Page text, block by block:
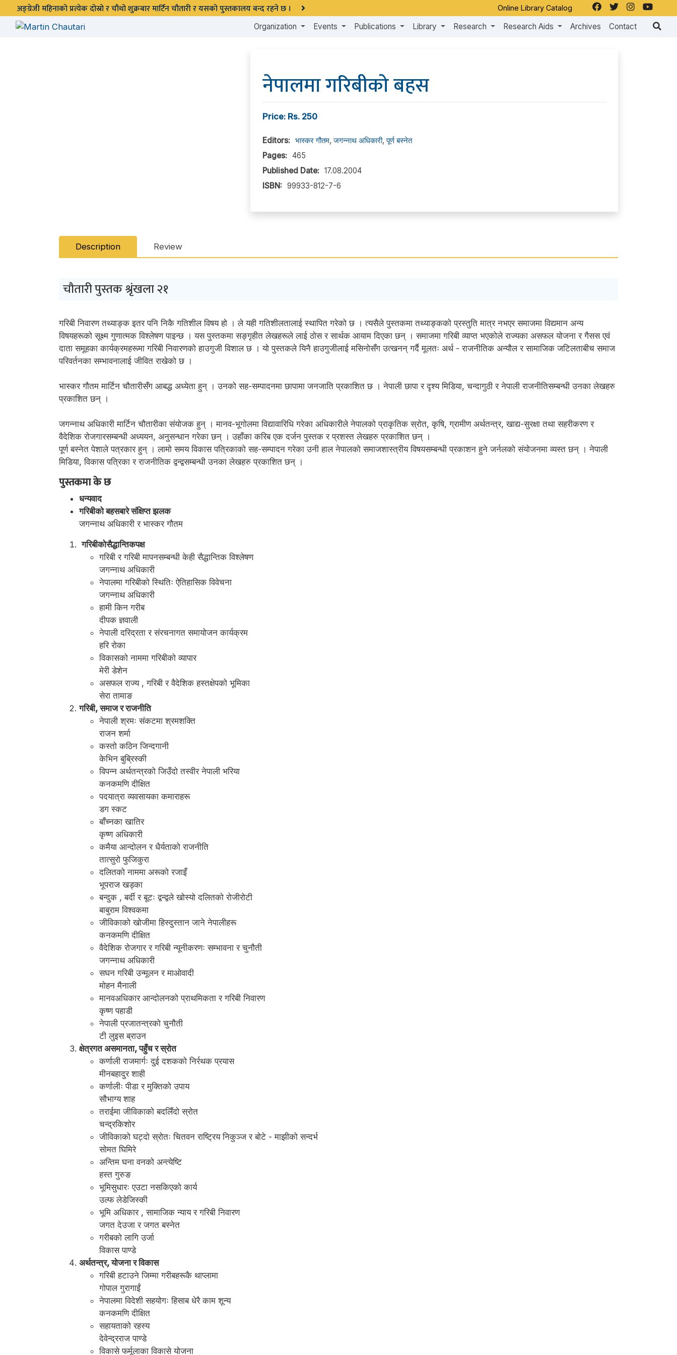
अङ्ग्रेजी महिनाको प्रत्येक दोस्रो र चौथो शुक्रबार मार्टिन चौतारी र यसको पुस्तकालय बन्द रहने छ । Online Library Catalog
Organization Events Publications Library Research Research Aids Archives Contact
नेपालमा गरिबीको बहस
Price: Rs. 250
Editors: भास्कर गौतम,जगन्नाथ अधिकारी,पूर्ण बस्नेत
Pages: 465
Published Date: 17.08.2004
ISBN: 99933-812-7-6
Description Review
चौतारी पुस्तक श्रृंखला २१
गरिबी निवारण तथ्याङ्क इतर पनि निकै गतिशील विषय हो । ले यही गतिशीलतालाई स्थापित गरेको छ । त्यसैले पुस्तकमा तथ्याङ्कको प्रस्तुति मात्र नभएर समाजमा विद्यमान अन्य
विषयहरूको सूक्ष्म गुणात्मक विश्लेषण पाइन्छ । यस पुस्तकमा सङ्गृहीत लेखहरूले लाई ठोस र सार्थक आयाम दिएका छन् । समाजमा गरिबी व्याप्त भएकोले राज्यका असफल योजना र गैसस एवं
दाता समूहका कार्यक्रमहरूमा गरिबी निवारणको हाउगुजी विशाल छ । यो पुस्तकले यिनै हाउगुजीलाई मसिनोसँग उत्खनन् गर्दै मूलतः अर्थ - राजनीतिक अन्यौल र सामाजिक जटिलताबीच समाज
परिवर्तनका सम्भावनालाई जीवित राखेको छ ।
भास्कर गौतम मार्टिन चौतारीसँग आबद्ध अध्येता हुन् । उनको सह-सम्पादनमा छापामा जनजाति प्रकाशित छ । नेपाली छापा र दृश्य मिडिया, चन्दागुठी र नेपाली राजनीतिसम्बन्धी उनका लेखहरु
प्रकाशित छन् ।
जगन्नाथ अधिकारी मार्टिन चौतारीका संयोजक हुन् । मानव-भूगोलमा विद्यावारिधि गरेका अधिकारीले नेपालको प्राकृतिक स्रोत, कृषि, ग्रामीण अर्थतन्त्र, खाद्य-सुरक्षा तथा सहरीकरण र
वैदेशिक रोजगारसम्बन्धी अध्ययन, अनुसन्धान गरेका छन् । उहाँका करिब एक दर्जन पुस्तक र प्रशस्त लेखहरु प्रकाशित छन् ।
पूर्ण बस्नेत पेशाले पत्रकार हुन् । लामो समय विकास पत्रिकाको सह-सम्पादन गरेका उनी हाल नेपालको समाजशास्त्रीय विषयसम्बन्धी प्रकाशन हुने जर्नलको संयोजनमा व्यस्त छन् । नेपाली
मिडिया, विकास पत्रिका र राजनीतिक द्वन्द्वसम्बन्धी उनका लेखहरु प्रकाशित छन् ।
पुस्तकमा के छ
धन्यवाद
गरिबीको बहसबारे संक्षिप्त झलक
जगन्नाथ अधिकारी र भास्कर गौतम
गरिबीकोसैद्धान्तिकपक्ष
गरिबी र गरिबी मापनसम्बन्धी केही सैद्धान्तिक विश्लेषण
जगन्नाथ अधिकारी
नेपालमा गरिबीको स्थितिः ऐतिहासिक विवेचना
जगन्नाथ अधिकारी
हामी किन गरीब
दीपक ज्ञवाली
नेपाली दरिद्रता र संरचनागत समायोजन कार्यक्रम
हरि रोका
विकासको नाममा गरिबीको व्यापार
मेरी डेशेन
असफल राज्य , गरिबी र वैदेशिक हस्तक्षेपको भूमिका
सेरा तामाङ
गरिबी, समाज र राजनीति
नेपाली श्रमः संकटमा श्रमशक्ति
राजन शर्मा
कस्तो कठिन जिन्दगानी
केभिन बुब्रिस्की
विपन्न अर्थतन्त्रको जिउँदो तस्वीर नेपाली भरिया
कनकमणि दीक्षित
पदयात्रा व्यवसायका कमाराहरू
डग स्कट
बाँच्नका खातिर
कृष्ण अधिकारी
कमैया आन्दोलन र धैर्यताको राजनीति
तात्सुरो फुजिकुरा
दलितको नाममा अरूको रजाइँ
भूपराज खड्का
बन्दुक , बर्दी र बूटः द्वन्द्वले खोस्यो दलितको रोजीरोटी
बाबुराम विश्वकमा
जीविकाको खोजीमा हिस्दुस्तान जाने नेपालीहरू
कनकमणि दीक्षित
वैदेशिक रोजगार र गरिबी न्यूनीकरणः सम्भावना र चुनौती
जगन्नाथ अधिकारी
सघन गरिबी उन्मूलन र माओवादी
मोहन मैनाली
मानवअधिकार आन्दोलनको प्राथमिकता र गरिबी निवारण
कृष्ण पहाडी
नेपाली प्रजातन्त्रको चुनौती
टी लुइस ब्राउन
क्षेत्रगत असमानता, पहुँच र स्रोत
कर्णाली राजमार्गः दुई दशकको निर्रथक प्रयास
मीनबहादुर शाही
कर्णालीः पीडा र मुक्तिको उपाय
सौभाग्य शाह
तराईमा जीविकाको बदलिँदो स्रोत
चन्द्रकिशोर
जीविकाको घट्दो स्रोतः चितवन राष्ट्रिय निकुञ्ज र बोटे - माझीको सन्दर्भ
सोमत घिमिरे
अन्तिम घना वनको अन्त्येष्टि
हस्त गुरुङ
भूमिसुधारः एउटा नसकिएको कार्य
उल्फ लेडेजिस्की
भूमि अधिकार , सामाजिक न्याय र गरिबी निवारण
जगत देउजा र जगत बस्नेत
गरीबको लागि उर्जा
विकास पाण्डे
अर्थतन्त्र, योजना र विकास
गरिबी हटाउने जिम्मा गरीबहरूकै थाप्लामा
गोपाल गुरागाईं
नेपालमा विदेशी सहयोगः हिसाब धेरै काम शून्य
कनकमणि दीक्षित
सहायताको रहस्य
देवेन्द्रराज पाण्डे
विकासे फर्मूलाका विकासे योजना